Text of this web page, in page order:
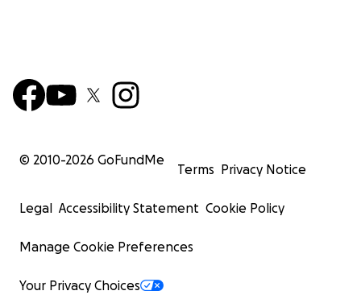
© 2010-2026 GoFundMe
Terms Privacy Notice
Legal Accessibility Statement Cookie Policy
Manage Cookie Preferences
Your Privacy Choices